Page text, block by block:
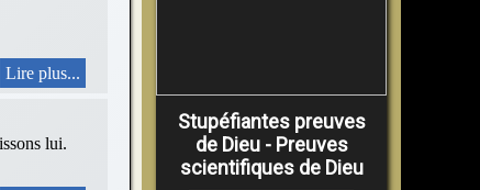
Lire plus...
lui.
Stupéfiantes preuves
de Dieu - Preuves
scientifiques de Dieu